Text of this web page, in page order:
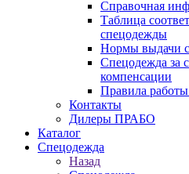
Справочная
Таблица
спецодежды
Нормы выдачи
Спецодежда за
компенсации
Правила
Контакты
Дилеры ПРАБО
Каталог
Спецодежда
Назад